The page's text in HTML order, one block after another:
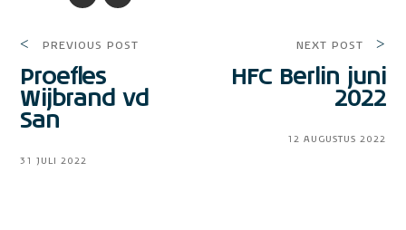
PREVIOUS POST
Proefles
Wijbrand vd
San
31 JULI 2022
NEXT POST
HFC Berlin juni
2022
12 AUGUSTUS 2022